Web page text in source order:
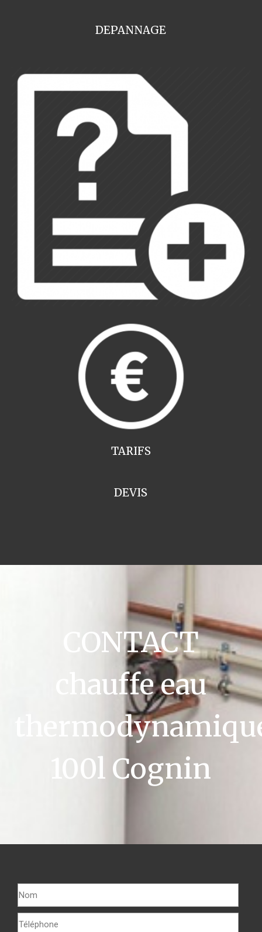
DEPANNAGE
TARIFS
DEVIS
CONTACT
chauffe eau
100l Cognin